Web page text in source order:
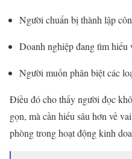
Người chuẩn bị thành lập
Doanh nghiệp đang tìm hiểu
Người muốn phân biệt các
Điều đó cho thấy người đọc
gọn, mà cần hiểu sâu hơn về
phòng trong hoạt động kinh